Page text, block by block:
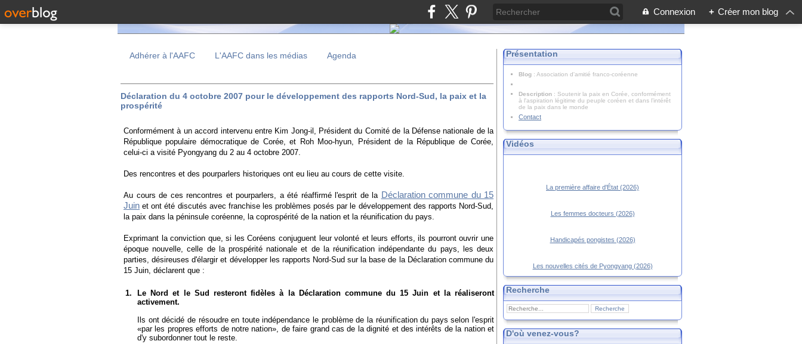
Connexion + Créer mon blog
Adhérer à l'AAFC L'AAFC dans les médias Agenda
Déclaration du 4 octobre 2007 pour le développement des rapports Nord-Sud, la paix et la
prospérité
Conformément à un accord intervenu entre Kim Jong-il, Président du Comité de la Défense nationale de la
République populaire démocratique de Corée, et Roh Moo-hyun, Président de la République de Corée,
celui-ci a visité Pyongyang du 2 au 4 octobre 2007.
Des rencontres et des pourparlers historiques ont eu lieu au cours de cette visite.
Au cours de ces rencontres et pourparlers, a été réaffirmé l'esprit de la Déclaration commune du 15
Juin et ont été discutés avec franchise les problèmes posés par le développement des rapports Nord-Sud,
la paix dans la péninsule coréenne, la coprospérité de la nation et la réunification du pays.
Exprimant la conviction que, si les Coréens conjuguent leur volonté et leurs efforts, ils pourront ouvrir une
époque nouvelle, celle de la prospérité nationale et de la réunification indépendante du pays, les deux
parties, désireuses d'élargir et développer les rapports Nord-Sud sur la base de la Déclaration commune du
15 Juin, déclarent que :
1.
Le Nord et le Sud resteront fidèles à la Déclaration commune du 15 Juin et la réaliseront
activement.
Ils ont décidé de résoudre en toute indépendance le problème de la réunification du pays selon l'esprit
«par les propres efforts de notre nation», de faire grand cas de la dignité et des intérêts de la nation et
d'y subordonner tout le reste.
Présentation
Blog : Association d'amitié franco-coréenne
Description : Soutenir la paix en Corée, conformément
à l'aspiration légitime du peuple coréen et dans l’intérêt
de la paix dans le monde
Contact
Vidéos
La première affaire d'État (2026)
Les femmes docteurs (2026)
Handicapés pongistes (2026)
Les nouvelles cités de Pyongyang (2026)
Recherche
D'où venez-vous?